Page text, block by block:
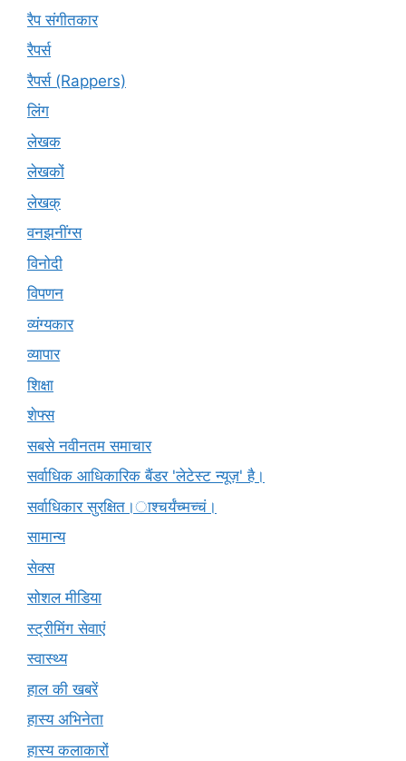
रैप संगीतकार
रैपर्स
रैपर्स (Rappers)
लिंग
लेखक
लेखकों
लेखक्
वनझनींग्स
विनोदी
विपणन
व्यंग्यकार
व्यापार
शिक्षा
शेफ्स
सबसे नवीनतम समाचार
सर्वाधिक आधिकारिक बैंडर 'लेटेस्ट न्यूज़' है।
सर्वाधिकार सुरक्षित।ाश्चर्यंच्मच्चं।
सामान्य
सेक्स
सोशल मीडिया
स्ट्रीमिंग सेवाएं
स्वास्थ्य
हाल की खबरें
हास्य अभिनेता
हास्य कलाकारों